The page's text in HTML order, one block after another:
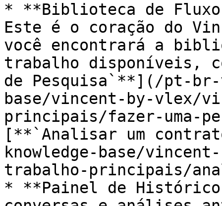
* **Biblioteca de
Este é o coração do
você encontrará a
trabalho disponíveis,
de Pesquisa`**](/pt-
base/vincent-by-vlex/
principais/fazer-uma-
[**`Analisar um
knowledge-base/
trabalho-principais/
* **Painel de Histórico